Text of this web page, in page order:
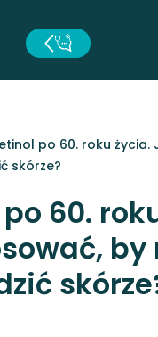
po 60. roku życia.
skórze?
60.
by